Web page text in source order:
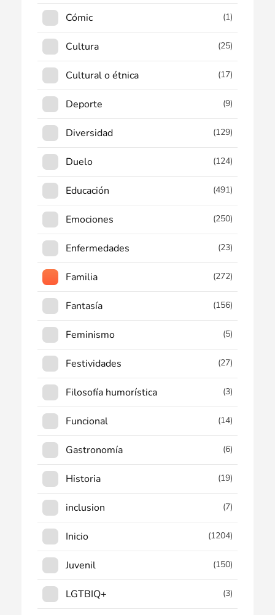
Cómic (1)
Cultura (25)
Cultural o étnica (17)
Deporte (9)
Diversidad (129)
Duelo (124)
Educación (491)
Emociones (250)
Enfermedades (23)
Familia (272)
Fantasía (156)
Feminismo (5)
Festividades (27)
Filosofía humorística (3)
Funcional (14)
Gastronomía (6)
Historia (19)
inclusion (7)
Inicio (1204)
Juvenil (150)
LGTBIQ+ (3)